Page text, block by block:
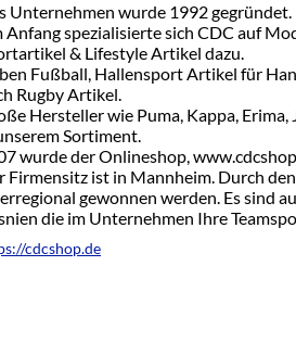
Unternehmen wurde 1992 gegründet.
Anfang spezialisierte sich CDC auf
& Lifestyle Artikel dazu.
Fußball, Hallensport Artikel für
Rugby Artikel.
Hersteller wie Puma, Kappa,
Sortiment.
wurde der Onlineshop,
Firmensitz ist in Mannheim. Durch
gewonnen werden. Es sind
die im Unternehmen Ihre
cdcshop.de